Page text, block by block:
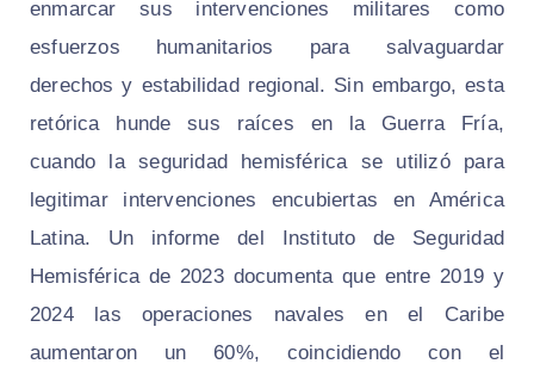
enmarcar sus intervenciones militares como
esfuerzos humanitarios para salvaguardar
derechos y estabilidad regional. Sin embargo, esta
retórica hunde sus raíces en la Guerra Fría,
cuando la seguridad hemisférica se utilizó para
legitimar intervenciones encubiertas en América
Latina. Un informe del Instituto de Seguridad
Hemisférica de 2023 documenta que entre 2019 y
2024 las operaciones navales en el Caribe
aumentaron un 60%, coincidiendo con el